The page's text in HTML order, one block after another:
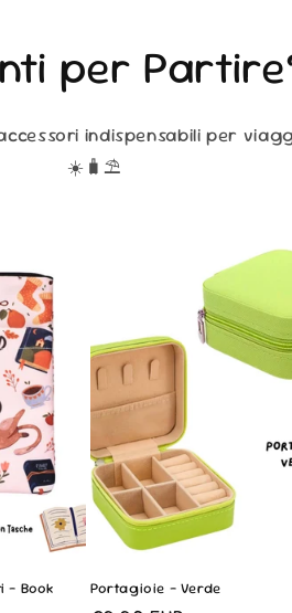
per
indispensabili per
☀️🧳⛱️
- Book
Portagioie - Verde